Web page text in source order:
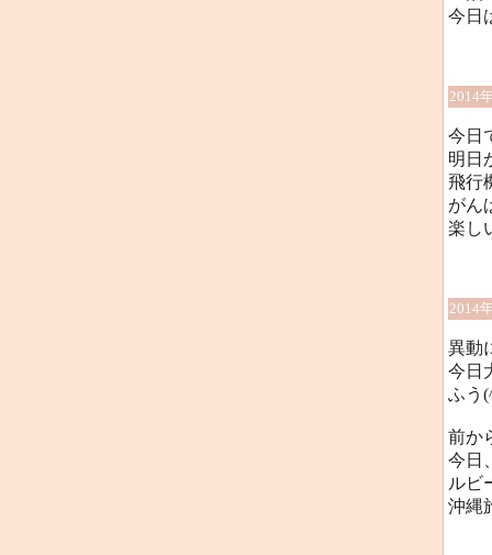
今日
2014
今日
明日
飛行
がん
楽し
2014
異動
今日
ふう
前か
今日
ルビ
沖縄